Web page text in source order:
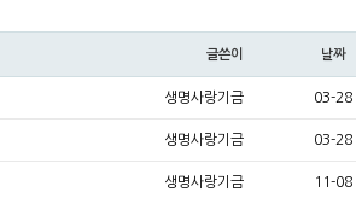
글쓴이 날짜
생명사랑기금 03-28
생명사랑기금 03-28
생명사랑기금 11-08